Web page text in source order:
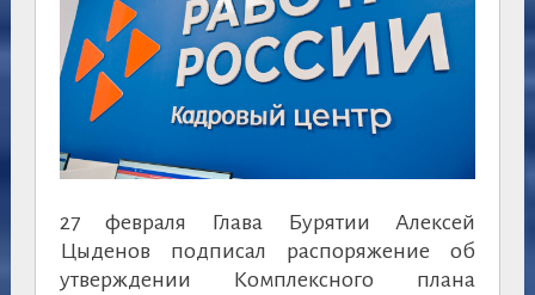
27 февраля Глава Бурятии Алексей
Цыденов подписал распоряжение об
утверждении Комплексного плана